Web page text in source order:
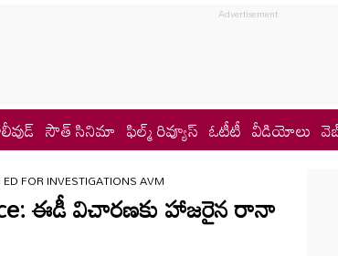
సౌత్ సినిమా ఫిల్మ్ రివ్యూస్ ఓటీటీ వీడియోలు
FOR INVESTIGATIONS AVM
ఈడీ విచారణకు హాజరైన రానా